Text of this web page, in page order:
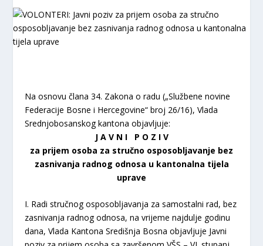
Na osnovu člana 34. Zakona o radu („Službene novine
Federacije Bosne i Hercegovine“ broj 26/16), Vlada
Srednjobosanskog kantona objavljuje:
J A V N I P O Z I V
za prijem osoba za stručno osposobljavanje bez
zasnivanja radnog odnosa u kantonalna tijela
uprave
I. Radi stručnog osposobljavanja za samostalni rad, bez
zasnivanja radnog odnosa, na vrijeme najdulje godinu
dana, Vlada Kantona Središnja Bosna objavljuje Javni